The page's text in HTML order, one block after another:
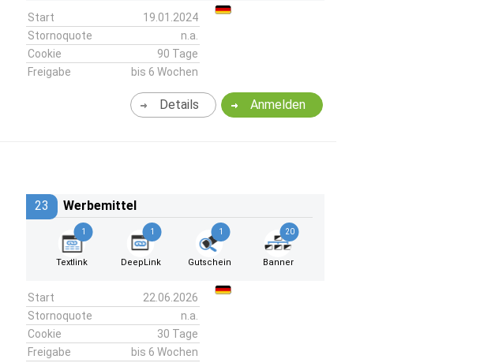
Start
19.01.2024
Stornoquote
n.a.
Cookie
90 Tage
Freigabe
bis 6 Wochen
Anmelden
Details
23 Werbemittel
1
Textlink
1
DeepLink
1
Gutschein
20
Banner
Start
22.06.2026
Stornoquote
n.a.
Cookie
30 Tage
Freigabe
bis 6 Wochen